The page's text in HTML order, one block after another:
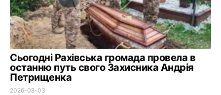
Сьогодні Рахівська громада провела в
останню путь свого Захисника Андрія
Петрищенка
2026-08-03